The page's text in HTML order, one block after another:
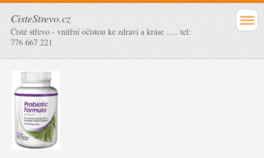
CisteStrevo.cz
Čisté střevo - vnitřní očistou ke zdraví a kráse ..... tel:
776 667 221